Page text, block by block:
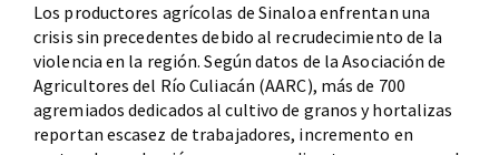
Los productores agrícolas de Sinaloa enfrentan una
crisis sin precedentes debido al recrudecimiento de la
violencia en la región. Según datos de la Asociación de
Agricultores del Río Culiacán (AARC), más de 700
agremiados dedicados al cultivo de granos y hortalizas
reportan escasez de trabajadores, incremento en